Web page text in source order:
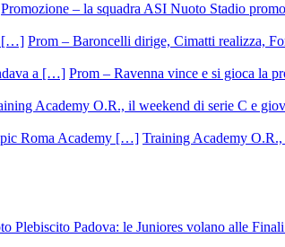
Promozione – la squadra ASI Nuoto Stadio
Prom – Baroncelli dirige, Cimatti realizza,
Prom – Ravenna vince e si gioca la
Academy O.R., il weekend di serie C e
Training Academy
Plebiscito Padova: le Juniores volano alle